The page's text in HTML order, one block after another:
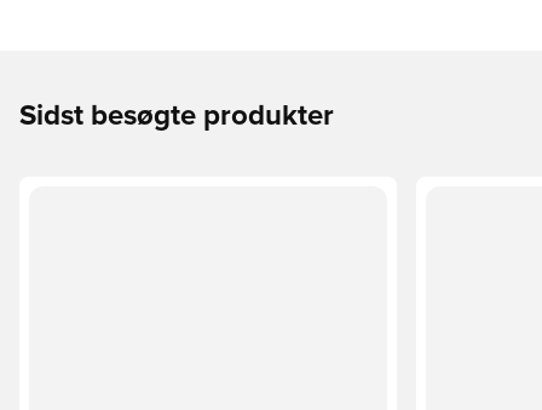
Sidst besøgte produkter